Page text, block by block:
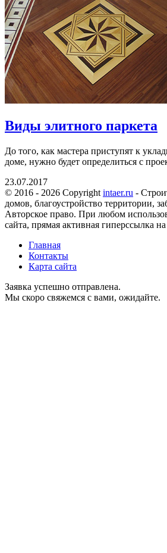
Виды элитного паркета
До того, как мастера приступят к
доме, нужно будет определиться с
23.07.2017
© 2016 - 2026 Copyright intaer.ru -
домов, благоустройство территории,
Авторское право. При любом
сайта, прямая активная гиперссылка на
Главная
Контакты
Карта сайта
Заявка успешно отправлена.
Мы скоро свяжемся с вами, ожидайте.